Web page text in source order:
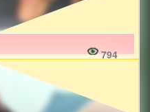
794